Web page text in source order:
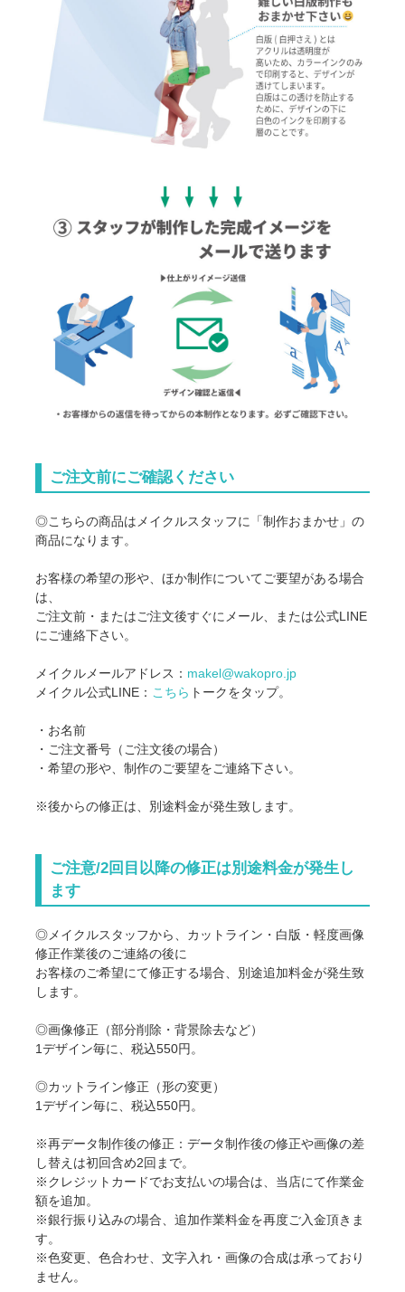
ご注文前にご確認ください
◎こちらの商品はメイクルスタッフに「制作おまかせ」の
商品になります。
お客様の希望の形や、ほか制作についてご要望がある場合
は、
ご注文前・またはご注文後すぐにメール、または公式LINE
にご連絡下さい。
メイクルメールアドレス： makel@wakopro.jp
メイクル公式LINE： こちら トークをタップ。
・お名前
・ご注文番号（ご注文後の場合）
・希望の形や、制作のご要望をご連絡下さい。
※後からの修正は、別途料金が発生致します。
ご注意/2回目以降の修正は別途料金が発生し
ます
◎メイクルスタッフから、カットライン・白版・軽度画像
修正作業後のご連絡の後に
お客様のご希望にて修正する場合、別途追加料金が発生致
します。
◎画像修正（部分削除・背景除去など）
1デザイン毎に、税込550円。
◎カットライン修正（形の変更）
1デザイン毎に、税込550円。
※再データ制作後の修正：データ制作後の修正や画像の差
し替えは初回含め2回まで。
※クレジットカードでお支払いの場合は、当店にて作業金
額を追加。
※銀行振り込みの場合、追加作業料金を再度ご入金頂きま
す。
※色変更、色合わせ、文字入れ・画像の合成は承っており
ません。